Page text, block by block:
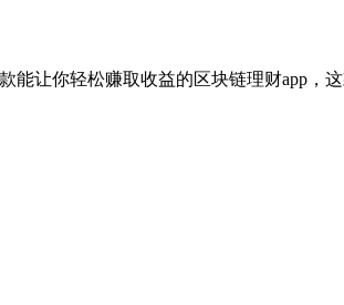
款能让你轻松赚取收益的区块链理财app